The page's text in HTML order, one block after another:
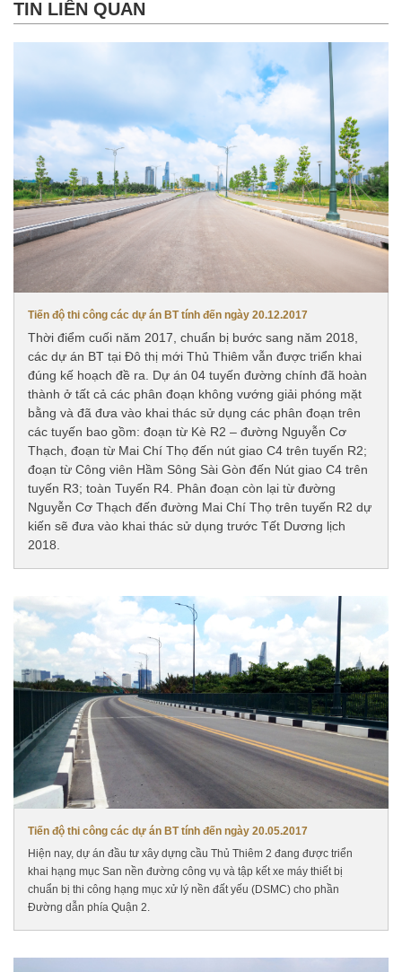
TIN LIÊN QUAN
Tiến độ thi công các dự án BT tính đến ngày 20.12.2017
Thời điểm cuối năm 2017, chuẩn bị bước sang năm 2018,
các dự án BT tại Đô thị mới Thủ Thiêm vẫn được triển khai
đúng kế hoạch đề ra. Dự án 04 tuyến đường chính đã hoàn
thành ở tất cả các phân đoạn không vướng giải phóng mặt
bằng và đã đưa vào khai thác sử dụng các phân đoạn trên
các tuyến bao gồm: đoạn từ Kè R2 – đường Nguyễn Cơ
Thạch, đoạn từ Mai Chí Thọ đến nút giao C4 trên tuyến R2;
đoạn từ Công viên Hầm Sông Sài Gòn đến Nút giao C4 trên
tuyến R3; toàn Tuyến R4. Phân đoạn còn lại từ đường
Nguyễn Cơ Thạch đến đường Mai Chí Thọ trên tuyến R2 dự
kiến sẽ đưa vào khai thác sử dụng trước Tết Dương lịch
2018.
Tiến độ thi công các dự án BT tính đến ngày 20.05.2017
Hiện nay, dự án đầu tư xây dựng cầu Thủ Thiêm 2 đang được triển
khai hạng mục San nền đường công vụ và tập kết xe máy thiết bị
chuẩn bị thi công hạng mục xử lý nền đất yếu (DSMC) cho phần
Đường dẫn phía Quận 2.